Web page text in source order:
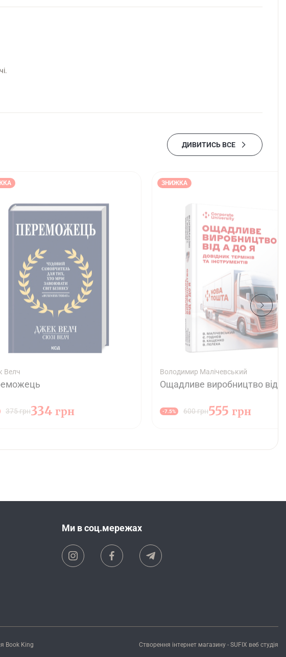
ДИВИТИСЬ ВСЕ
Велч
375 грн334 грн
ЗНИЖКА
Володимир Малічевський
Ощадливе виробництво від
600 грн
-7.5% 555 грн
Ми в соц.мережах
Book King Створення інтернет магазину- SUFIX веб студія